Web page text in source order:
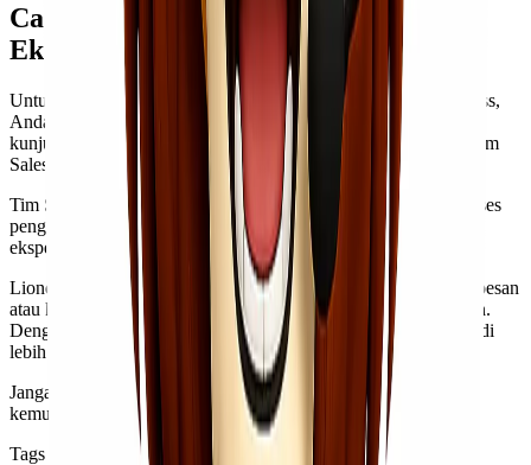
Cara Menghubungi dan Memesan Jasa
Ekspedisi Lionel Express
Untuk menghubungi dan memesan jasa ekspedisi Lionel Express,
Anda dapat melakukan beberapa langkah sederhana. Pertama,
kunjungi situs web resmi
Lionel Express
dan hubungi nomor Tim
Sales melalui WhatsApp yang tertera di website.
Tim Sales kami akan memberikan penjelasan detail tentang proses
pengiriman serta menjawab semua pertanyaan terkait layanan
ekspedisi cargo murah Jakarta Medan.
Lionel Express juga aktif di media sosial. Anda bisa mengirim pesan
atau komentar untuk mendapatkan respon cepat dari tim mereka.
Dengan berbagai cara ini, memesan jasa expeditasi ekspedisi jadi
lebih praktis dan efisien.
Jangan ragu untuk mencoba layanan mereka dan nikmati
kemudahan dalam pengiriman barang dari Jakarta ke Medan!
Tags